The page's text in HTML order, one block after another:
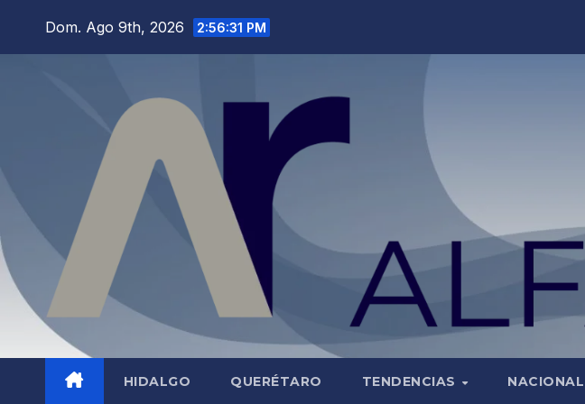
Dom. Ago 9th, 2026 2:56:32 PM
HIDALGO QUERÉTARO TENDENCIAS NACIONAL